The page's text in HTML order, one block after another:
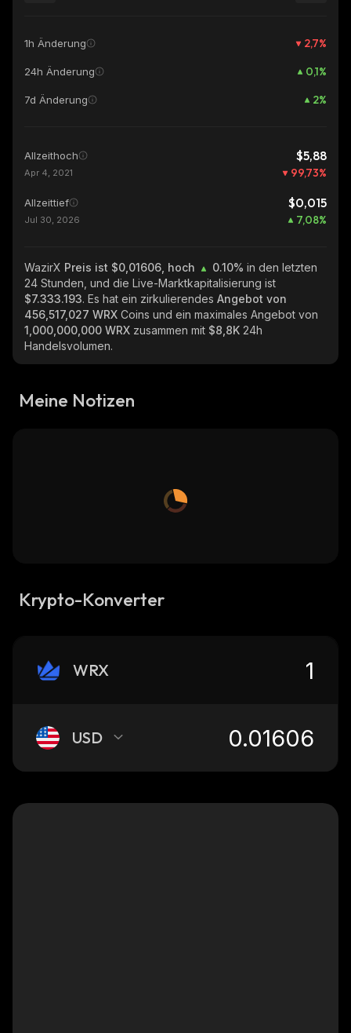
1h Änderung 2,7%
24h Änderung 0,1%
7d Änderung 2%
Allzeithoch $5,88
Apr 4, 2021 99,73%
Allzeittief $0,015
Jul 30, 2026 7,08%
WazirX Preis ist $0,01606, hoch 0.10% in den letzten
24 Stunden, und die Live-Marktkapitalisierung ist
$7.333.193. Es hat ein zirkulierendes Angebot von
456,517,027 WRX Coins und ein maximales Angebot von
1,000,000,000 WRX zusammen mit $8,8K 24h
Handelsvolumen.
Meine Notizen
Krypto-Konverter
WRX
USD